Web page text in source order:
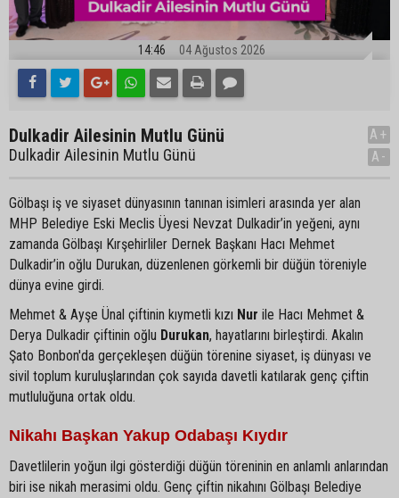
14:46 04 Ağustos 2026
Dulkadir Ailesinin Mutlu Günü
Dulkadir Ailesinin Mutlu Günü
A+
A-
Gölbaşı iş ve siyaset dünyasının tanınan isimleri arasında yer alan
MHP Belediye Eski Meclis Üyesi Nevzat Dulkadir’in yeğeni, aynı
zamanda Gölbaşı Kırşehirliler Dernek Başkanı Hacı Mehmet
Dulkadir’in oğlu Durukan, düzenlenen görkemli bir düğün töreniyle
dünya evine girdi.
Mehmet & Ayşe Ünal çiftinin kıymetli kızı Nur ile Hacı Mehmet &
Derya Dulkadir çiftinin oğlu Durukan, hayatlarını birleştirdi. Akalın
Şato Bonbon'da gerçekleşen düğün törenine siyaset, iş dünyası ve
sivil toplum kuruluşlarından çok sayıda davetli katılarak genç çiftin
mutluluğuna ortak oldu.
Nikahı Başkan Yakup Odabaşı Kıydır
Davetlilerin yoğun ilgi gösterdiği düğün töreninin en anlamlı anlarından
biri ise nikah merasimi oldu. Genç çiftin nikahını Gölbaşı Belediye